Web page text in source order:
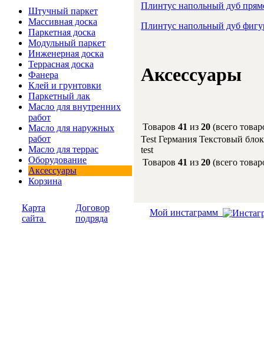
Штучный паркет
Массивная доска
Паркетная доска
Модульный паркет
Инженерная доска
Террасная доска
Фанера
Клей и грунтовки
Паркетный лак
Масло для внутренних
работ
Масло для наружных
работ
Масло для террас
Оборудование
Аксессуары
Корзина
Плинтус напольный дуб
Плинтус напольный дуб
Аксессуары
Товаров 41 из 20 (всего
Test Германия Текстовый
test
Товаров 41 из 20 (всего
Карта
сайта
Договор
подряда
Мой инстаграмм